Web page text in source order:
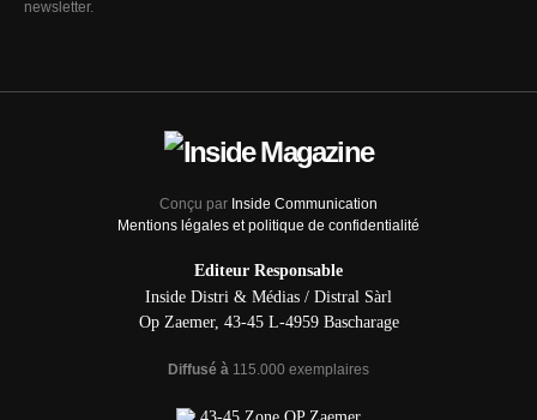
newsletter.
Conçu par Inside Communication
Mentions légales et politique de confidentialité
Editeur Responsable
Inside Distri & Médias / Distral Sàrl
Op Zaemer, 43-45 L-4959 Bascharage
Diffusé à 115.000 exemplaires